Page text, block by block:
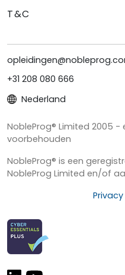
T&C
+31 208 080 666
Nederland
NobleProg® Limited 2005
voorbehouden
NobleProg® is een
NobleProg Limited en/of